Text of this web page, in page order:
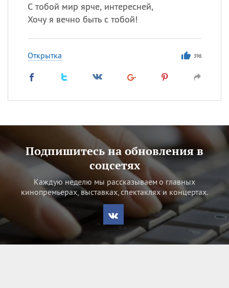
С тобой мир ярче, интересней,
Хочу я вечно быть с тобой!
Открытка 398
Подпишитесь на обновления в
соцсетях
Каждую неделю мы рассказываем о главных
кинопремьерах, выставках, спектаклях и концертах.